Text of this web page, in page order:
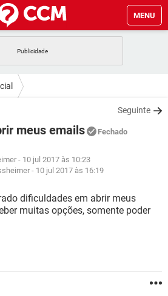
MENU
GMAIL
GMAIL
WHATSAPP
EXCEL
GMAIL
WHATSAPP
EXCEL
WHATSAPP
FACEBOOK
Seguinte
meus emails Fechado
- 10 jul 2017 às 10:23
- 10 jul 2017 às 16:19
dificuldades em abrir meus
muitas opções, somente poder